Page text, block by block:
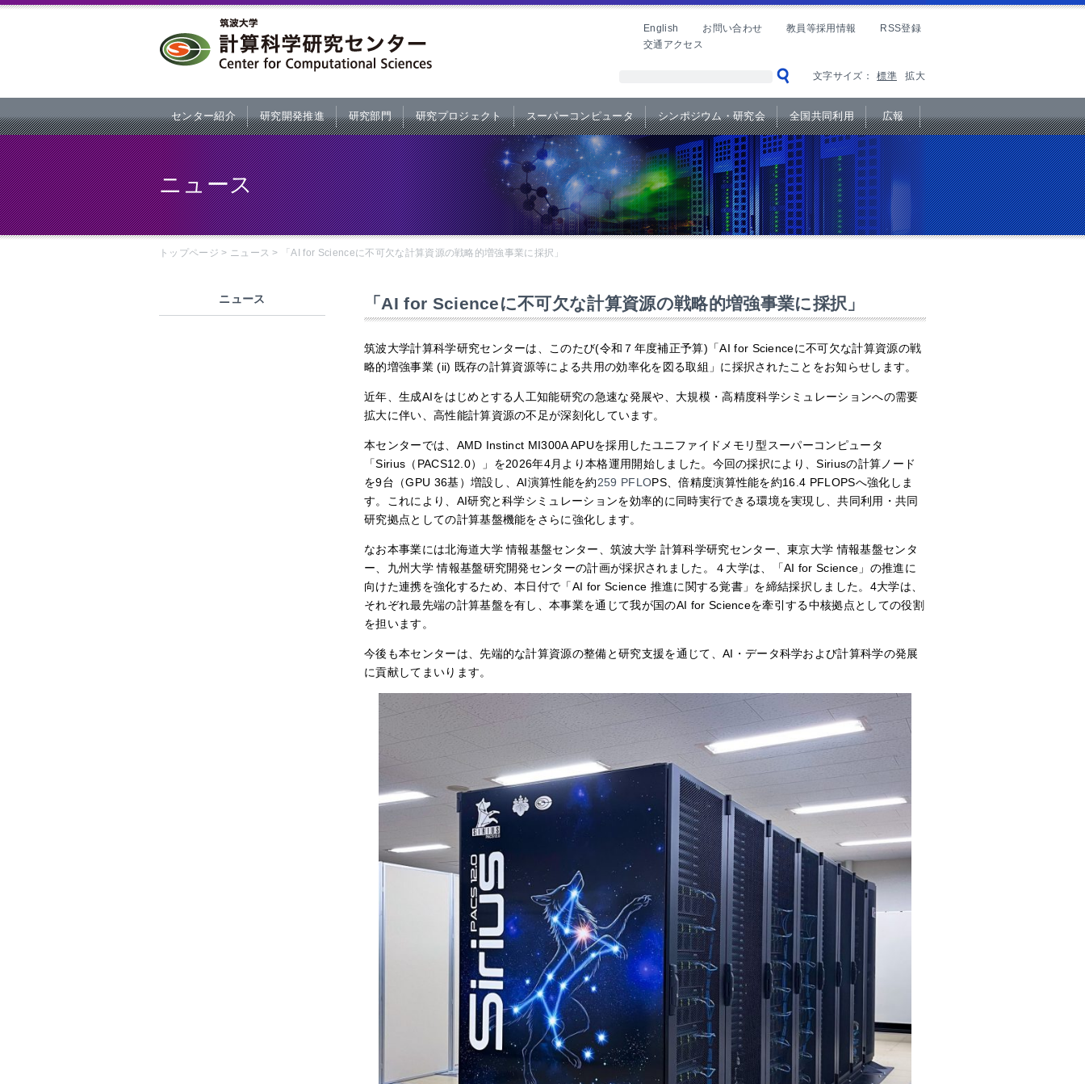
本文へ
English お問い合わせ 教員等採用情報
RSS登録
交通アクセス
文字サイズ： 標準 拡大
センター紹介 研究開発推進 研究部門 研究プロジェクト スーパーコンピュータ シンポジウム・研究会 全国共同利用 広報
ニュース
トップページ > ニュース > 「AI for Scienceに不可欠な計算資源の戦略的増強事業に採択」
ニュース 「AI for Scienceに不可欠な計算資源の戦略的増強事業に採択」
筑波大学計算科学研究センターは、このたび(令和７年度補正予算) 「AI for Scienceに不可欠な計算資源の戦
略的増強事業(ii) 既存の計算資源等による共用の効率化を図る取組」に採択されたことをお知らせします。
近年、生成AIをはじめとする人工知能研究の急速な発展や、大規模・高精度科学シミュレーションへの需要
拡大に伴い、高性能計算資源の不足が深刻化しています。
本センターでは、 AMD Instinct MI300A APUを採用したユニファイドメモリ型スーパーコンピュータ
「Sirius （ PACS12.0）」を2026年4月より本格運用開始しました。今回の採択により、Siriusの計算ノード
を9台（GPU 36基）増設し、AI演算性能を約259 PFLOPS、倍精度演算性能を約16.4 PFLOPSへ強化しま
す。これにより、 AI研究と科学シミュレーションを効率的に同時実行できる環境を実現し、共同利用・共同
研究拠点としての計算基盤機能をさらに強化します。
なお本事業には北海道大学 情報基盤センター、筑波大学 計算科学研究センター、東京大学 情報基盤センタ
ー、九州大学 情報基盤研究開発センターの計画が採択されました。４大学は、「AI for Science 」の推進に
向けた連携を強化するため、本日付で「AI for Science 推進に関する覚書」を締結採択しました。 4大学は、
それぞれ最先端の計算基盤を有し、本事業を通じて我が国のAI for Scienceを牽引する中核拠点としての役割
を担います。
今後も本センターは、先端的な計算資源の整備と研究支援を通じて、 AI ・データ科学および計算科学の発展
に貢献してまいります。